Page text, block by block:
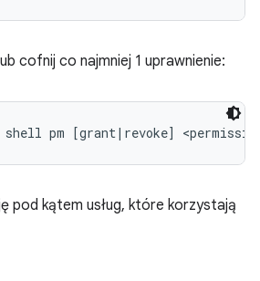
cofnij co najmniej 1 uprawnienie:
shell pm [grant|revoke]
pod kątem usług, które korzystają